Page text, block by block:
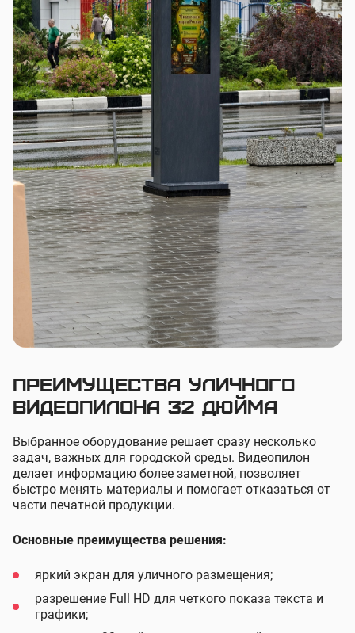
Преимущества уличного
видеопилона 32 дюйма
Выбранное оборудование решает сразу несколько
задач, важных для городской среды. Видеопилон
делает информацию более заметной, позволяет
быстро менять материалы и помогает отказаться от
части печатной продукции.
Основные преимущества решения:
яркий экран для уличного размещения;
разрешение Full HD для четкого показа текста и
графики;